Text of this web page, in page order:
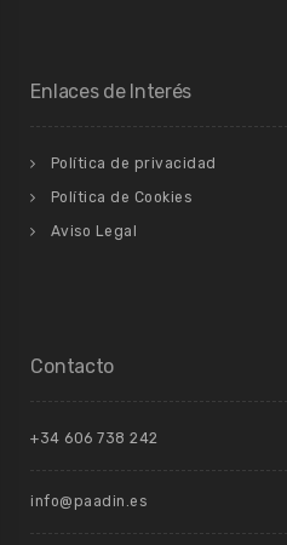
Enlaces de Interés
Política de privacidad
Política de Cookies
Aviso Legal
Contacto
+34 606 738 242
info@paadin.es